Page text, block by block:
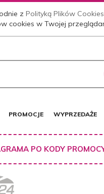
zPolityką Plików Cookies
cookies w Twojej
PROMOCJE WYPRZEDAŻE
PO KODY